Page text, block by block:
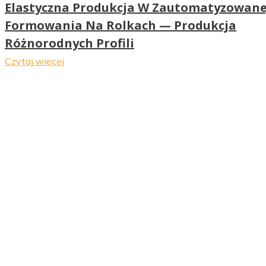
Elastyczna Produkcja W
Formowania Na Rolkach — Produkcja
Różnorodnych Profili
Czytaj więcej